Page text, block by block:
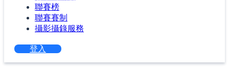
聯賽榜
聯賽賽制
攝影攝錄服務
登入